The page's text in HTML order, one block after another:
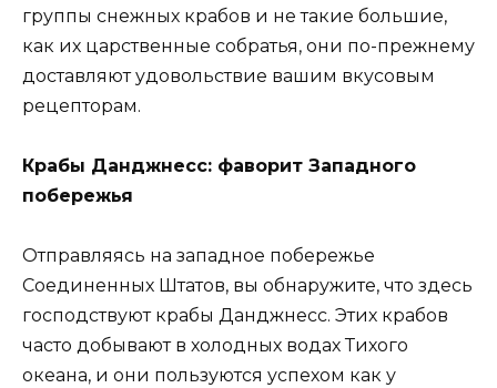
группы снежных крабов и не такие большие,
как их царственные собратья, они по-прежнему
доставляют удовольствие вашим вкусовым
рецепторам.
Крабы Данджнесс: фаворит Западного
побережья
Отправляясь на западное побережье
Соединенных Штатов, вы обнаружите, что здесь
господствуют крабы Данджнесс. Этих крабов
часто добывают в холодных водах Тихого
океана, и они пользуются успехом как у